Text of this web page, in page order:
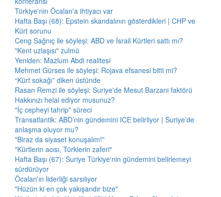
Türkiye'nin Öcalan'a ihtiyacı var
Hafta Başı (68): Epstein skandalının gösterdikleri | CHP ve
Kürt sorunu
Ceng Sağnıç ile söyleşi: ABD ve İsrail Kürtleri sattı mı?
"Kent uzlaşısı" zulmü
Yeniden: Mazlum Abdi realitesi
Mehmet Gürses ile söyleşi: Rojava efsanesi bitti mi?
“Kürt sokağı” diken üstünde
Rasan Remzi ile söyleşi: Suriye'de Mesut Barzani faktörü
Hakkınızı helal ediyor musunuz?
"İç cepheyi tahrip" süreci
Transatlantik: ABD’nin gündemini ICE belirliyor | Suriye’de
anlaşma oluyor mu?
"Biraz da siyaset konuşalım!"
"Kürtlerin acısı, Türklerin zaferi"
Hafta Başı (67): Suriye Türkiye'nin gündemini belirlemeyi
sürdürüyor
Öcalan'ın liderliği sarsılıyor
"Hüzün ki en çok yakışandır bize"